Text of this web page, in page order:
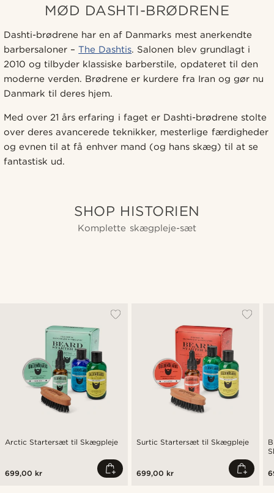
MØD DASHTI-BRØDRENE
Dashti-brødrene har en af Danmarks mest anerkendte
barbersaloner –The Dashtis. Salonen blev grundlagt i
2010 og tilbyder klassiske barberstile, opdateret til den
moderne verden. Brødrene er kurdere fra Iran og gør nu
Danmark til deres hjem.
Med over 21 års erfaring i faget er Dashti-brødrene stolte
over deres avancerede teknikker, mesterlige færdigheder
og evnen til at få enhver mand (og hans skæg) til at se
fantastisk ud.
SHOP HISTORIEN
Komplette skægpleje-sæt
Arctic Startersæt til Skægpleje
699,00 kr
Surtic Startersæt til Skægpleje
699,00 kr